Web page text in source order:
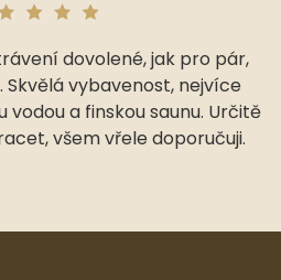
dovolené, jak pro pár,
vybavenost, nejvíce
vodou a finskou saunu. Určitě
všem vřele doporučuji.